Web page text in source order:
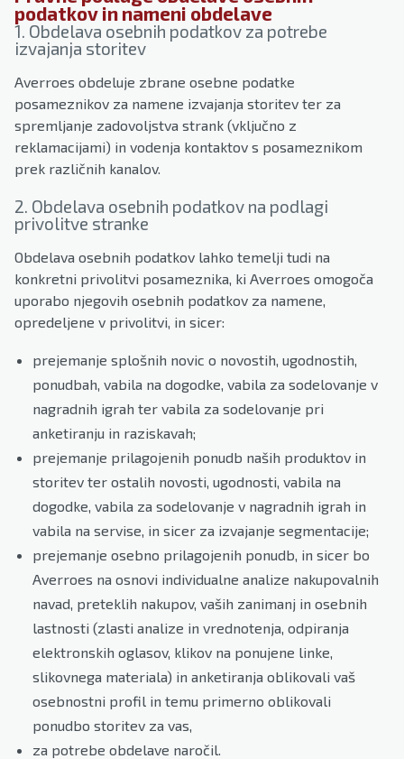
podatkov in nameni obdelave
1. Obdelava osebnih podatkov za potrebe
izvajanja storitev
Averroes obdeluje zbrane osebne podatke
posameznikov za namene izvajanja storitev ter za
spremljanje zadovoljstva strank (vključno z
reklamacijami) in vodenja kontaktov s posameznikom
prek različnih kanalov.
2. Obdelava osebnih podatkov na podlagi
privolitve stranke
Obdelava osebnih podatkov lahko temelji tudi na
konkretni privolitvi posameznika, ki Averroes omogoča
uporabo njegovih osebnih podatkov za namene,
opredeljene v privolitvi, in sicer:
prejemanje splošnih novic o novostih, ugodnostih,
ponudbah, vabila na dogodke, vabila za sodelovanje v
nagradnih igrah ter vabila za sodelovanje pri
anketiranju in raziskavah;
prejemanje prilagojenih ponudb naših produktov in
storitev ter ostalih novosti, ugodnosti, vabila na
dogodke, vabila za sodelovanje v nagradnih igrah in
vabila na servise, in sicer za izvajanje segmentacije;
prejemanje osebno prilagojenih ponudb, in sicer bo
Averroes na osnovi individualne analize nakupovalnih
navad, preteklih nakupov, vaših zanimanj in osebnih
lastnosti (zlasti analize in vrednotenja, odpiranja
elektronskih oglasov, klikov na ponujene linke,
slikovnega materiala) in anketiranja oblikovali vaš
osebnostni profil in temu primerno oblikovali
ponudbo storitev za vas,
za potrebe obdelave naročil.